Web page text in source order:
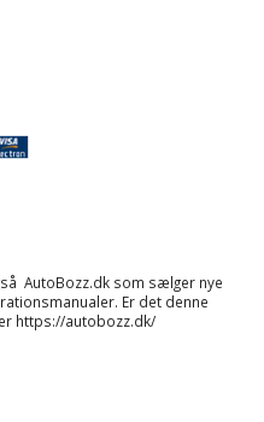
AutoBozz.dk som sælger nye
. Er det denne
https://autobozz.dk/